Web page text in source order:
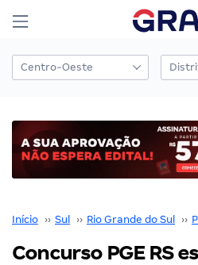
Início ›› Sul ›› Rio Grande do Sul ››
Concurso PGE RS